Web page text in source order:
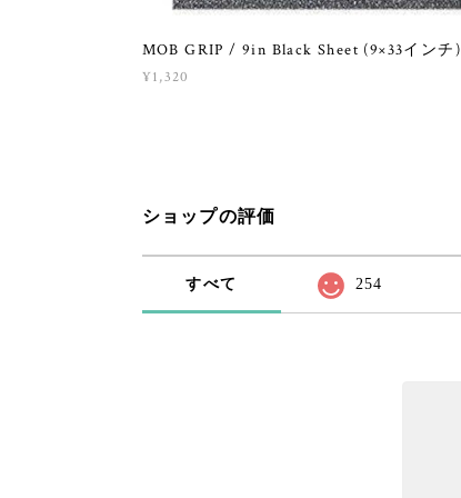
MOB GRIP / 9in Black Sheet (9×33インチ)
¥1,320
ショップの評価
すべて 254